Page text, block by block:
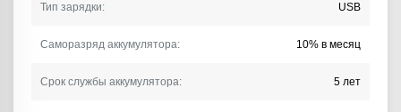
Тип зарядки: USB
Саморазряд аккумулятора: 10% в месяц
Срок службы аккумулятора: 5 лет